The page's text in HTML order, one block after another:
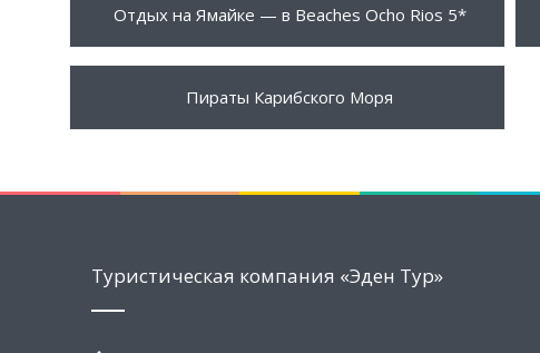
2090 $ ПОДРОБНЕЕ
Отдых на Ямайке — в Beaches Ocho Rios 5*
ПОДРОБНЕЕ
Пираты Карибского Моря
Туристическая компания «Эден Тур»